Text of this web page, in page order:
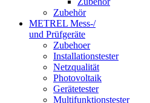
Zubehör
METREL Mess-/
und Prüfgeräte
Zubehoer
Installationstester
Netzqualität
Photovoltaik
Gerätetester
Multifunktionstester